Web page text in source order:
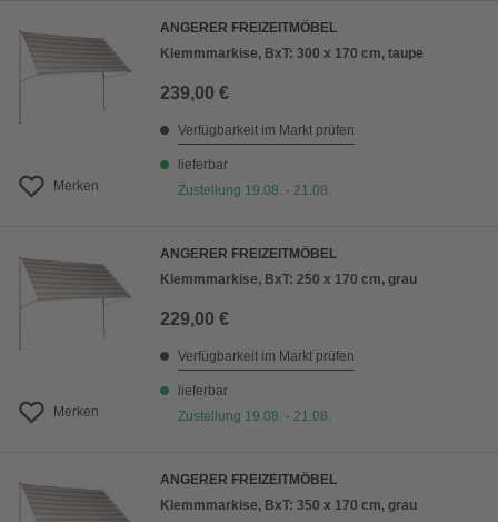
Merken
ANGERER FREIZEITMÖBEL
Klemmmarkise, BxT: 300 x 170 cm, taupe
239,00 €
Verfügbarkeit im Markt prüfen
lieferbar
Zustellung 19.08. - 21.08.
Merken
ANGERER FREIZEITMÖBEL
Klemmmarkise, BxT: 250 x 170 cm, grau
229,00 €
Verfügbarkeit im Markt prüfen
lieferbar
Zustellung 19.08. - 21.08.
ANGERER FREIZEITMÖBEL
Klemmmarkise, BxT: 350 x 170 cm, grau